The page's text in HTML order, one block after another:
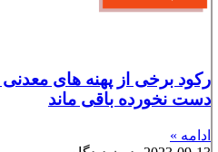
رکود برخی از پهنه های
دست نخورده باقی ماند
ادامه »